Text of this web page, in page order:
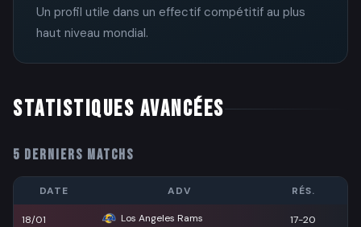
Un profil utile dans un effectif compétitif au plus
haut niveau mondial.
STATISTIQUES AVANCÉES
5 DERNIERS MATCHS
DATE ADV RÉS.
18/01 Los Angeles Rams 17-20